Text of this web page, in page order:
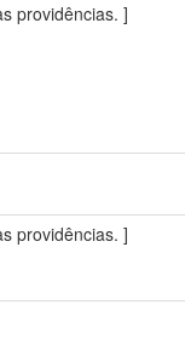
providências. ]
providências. ]